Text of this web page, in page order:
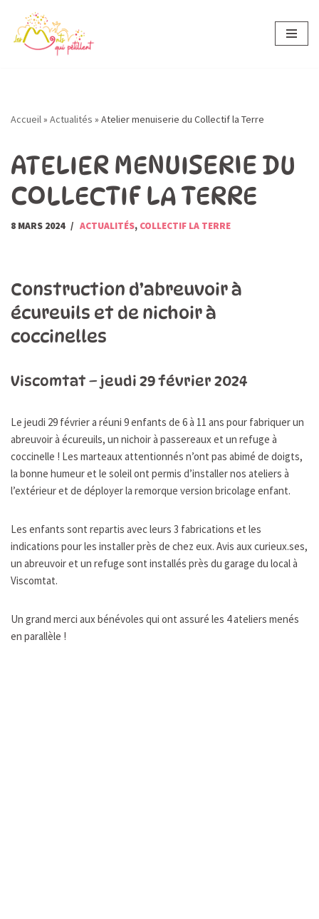
Aller
Accueil» Actualités » Atelier menuiserie du Collectif la Terre
ATELIER MENUISERIE DU
COLLECTIF LA TERRE
8 MARS 2024 ACTUALITÉS, COLLECTIF LA TERRE
Construction d’abreuvoir à
écureuils et de nichoir à
coccinelles
Viscomtat – jeudi 29 février 2024
Le jeudi 29 février a réuni 9 enfants de 6 à 11 ans pour fabriquer un
abreuvoir à écureuils, un nichoir à passereaux et un refuge à
coccinelle ! Les marteaux attentionnés n’ont pas abimé de doigts,
la bonne humeur et le soleil ont permis d’installer nos ateliers à
l’extérieur et de déployer la remorque version bricolage enfant.
Les enfants sont repartis avec leurs 3 fabrications et les
indications pour les installer près de chez eux. Avis aux curieux.ses,
un abreuvoir et un refuge sont installés près du garage du local à
Viscomtat.
Un grand merci aux bénévoles qui ont assuré les 4 ateliers menés
en parallèle !